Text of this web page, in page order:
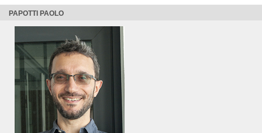
PAPOTTI PAOLO